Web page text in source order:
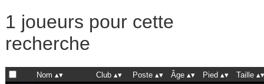
1 joueurs pour cette
recherche
Nom Club Poste Âge Pied
Taille